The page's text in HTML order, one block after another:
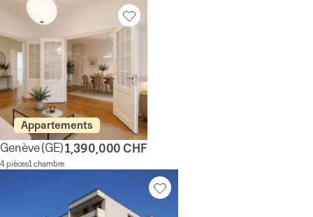
Appartements
Genève(GE)
4 pièces1 chambre
1,390,000 CHF